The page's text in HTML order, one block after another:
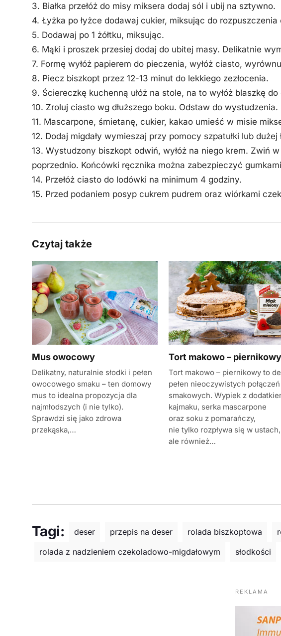
3. Białka przełóż do misy miksera dodaj sól i ubij na sztywno.
4. Łyżka po łyżce dodawaj cukier, miksując do rozpuszczenia
5. Dodawaj po 1 żółtku, miksując.
6. Mąki i proszek przesiej dodaj do ubitej masy. Delikatnie
7. Formę wyłóż papierem do pieczenia, wyłóż ciasto,
8. Piecz biszkopt przez 12-13 minut do lekkiego zezłocenia.
9. Ściereczkę kuchenną ułóż na stole, na to wyłóż blaszkę
10. Zroluj ciasto wg dłuższego boku. Odstaw do wystudzenia.
11. Mascarpone, śmietanę, cukier, kakao umieść w misie
12. Dodaj migdały wymieszaj przy pomocy szpatułki lub dużej
13. Wystudzony biszkopt odwiń, wyłóż na niego krem. Zwiń
poprzednio. Końcówki ręcznika można zabezpieczyć
14. Przełóż ciasto do lodówki na minimum 4 godziny.
15. Przed podaniem posyp cukrem pudrem oraz wiórkami
Czytaj także
Mus owocowy
Delikatny, naturalnie słodki i pełen
owocowego smaku – ten domowy
mus to idealna propozycja dla
najmłodszych (i nie tylko).
Sprawdzi się jako zdrowa
przekąska,…
Tort makowo – piernikowy
Tort makowo – piernikowy to
pełen nieoczywistych połączeń
smakowych. Wypiek z
kajmaku, serka mascarpone
oraz soku z pomarańczy,
nie tylko rozpływa się w ustach,
ale również…
Tagi: deser przepis na deser rolada biszkoptowa
rolada z nadzieniem czekoladowo-migdałowym
słodkości
REKLAMA